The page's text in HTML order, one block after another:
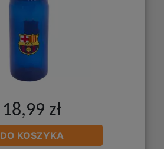
18,99 zł
DO KOSZYKA